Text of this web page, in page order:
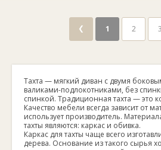
❮ 1 2 3
Тахта — мягкий диван с двумя
валиками-подлокотниками, без
спинкой. Традиционная тахта — это
Качество мебели всегда зависит от
использует производитель.
тахты являются: каркас и обивка.
Каркас для тахты чаще всего
дерева. Основание из такого сырья